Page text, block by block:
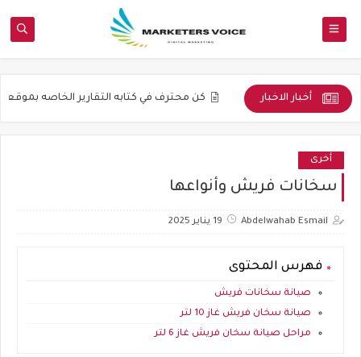
أخبار الاخبار
ما هو التدوين ؟ كن محترف في كتابه التقارير الخاصه بموقعك كن
أخرى
سخانات فريش وأنواعها
Abdelwahab Esmail 19 يناير 2025
فهرس المحتوى
صيانة سخانات فريش
صيانة سخان فريش غاز 10 لتر
مراحل صيانة سخان فريش غاز 6 لتر